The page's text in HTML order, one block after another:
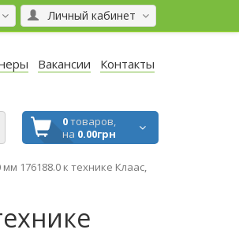
Личный кабинет
Вакансии Контакты
0товаров,
на 0.00грн
176188.0 к технике Клаас,